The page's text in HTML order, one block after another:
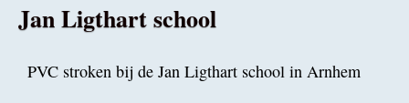
Jan Ligthart school
PVC stroken bij de Jan Ligthart school in Arnhem